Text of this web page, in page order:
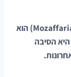
בסקירה של החוקר המוביל דריוש מוזפריאן (Mozaffarian) הוא
הסיבה